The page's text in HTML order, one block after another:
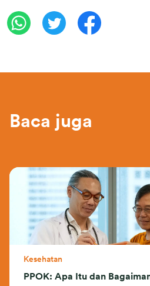
Baca juga
Kesehatan
PPOK: Apa Itu dan